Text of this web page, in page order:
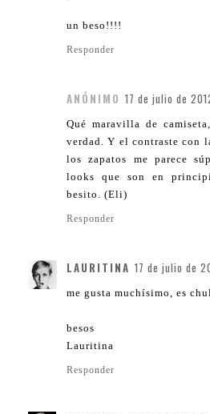
un beso!!!!
Responder
ANÓNIMO 17 de julio de
Qué maravilla de
verdad. Y el contraste con
los zapatos me parece
looks que son en
besito. (Eli)
Responder
LAURITINA 17 de julio de
me gusta muchísimo, es
besos
Lauritina
Responder